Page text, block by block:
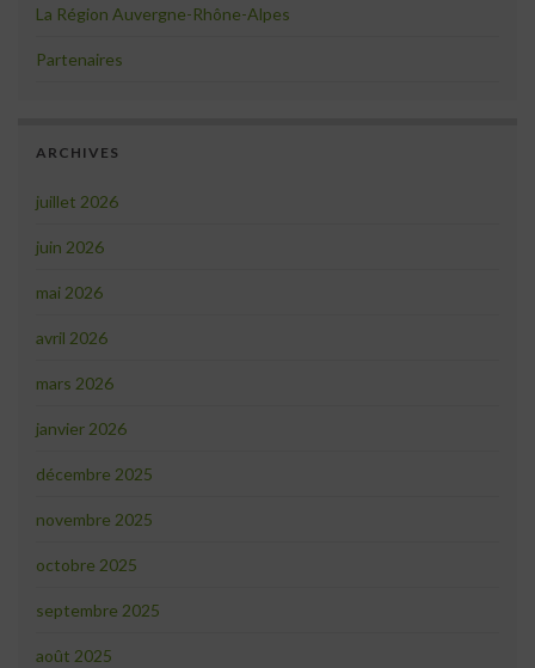
La Région Auvergne-Rhône-Alpes
Partenaires
ARCHIVES
juillet 2026
juin 2026
mai 2026
avril 2026
mars 2026
janvier 2026
décembre 2025
novembre 2025
octobre 2025
septembre 2025
août 2025